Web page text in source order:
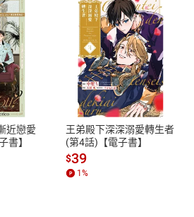
退換貨規範
本店是否提供消費者保護法七日猶
之權利，遽消費者保護法及通訊交
除權合理例外情事適用準則，依商
質各有不同規定。詳細退換貨說明
照各商品說明。
近戀愛
書】
王弟殿下深深溺愛轉生者
(第4話)【電子書】
$39
1 %